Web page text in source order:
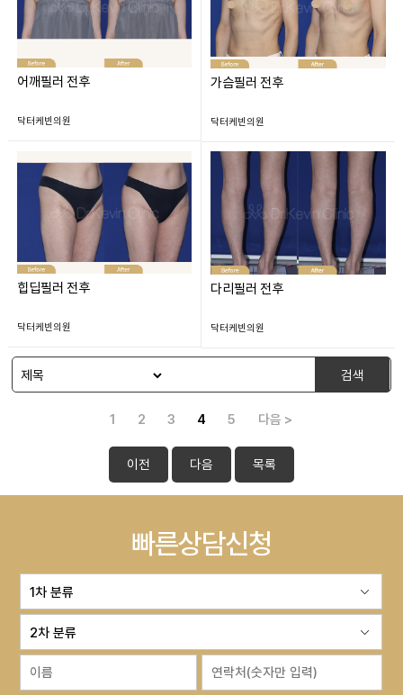
어깨필러 전후
닥터케빈의원
가슴필러 전후
닥터케빈의원
힙딥필러 전후
닥터케빈의원
다리필러 전후
닥터케빈의원
검색
1 2 3 4 5 다음 >
이전 다음 목록
빠른상담신청